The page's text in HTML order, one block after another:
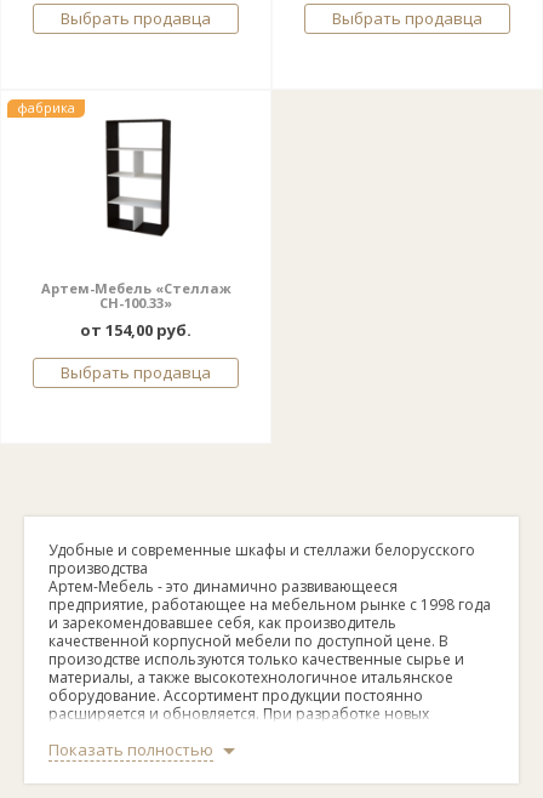
Выбрать продавца
Выбрать продавца
фабрика
Артем-Мебель «Стеллаж
СН-100.33»
от 154,00 руб.
Выбрать продавца
Удобные и современные шкафы и стеллажи белорусского
производства
Артем-Мебель - это динамично развивающееся
предприятие, работающее на мебельном рынке с 1998 года
и зарекомендовавшее себя, как производитель
качественной корпусной мебели по доступной цене. В
произодстве используются только качественные сырье и
материалы, а также высокотехнологичное итальянское
оборудование. Ассортимент продукции постоянно
расширяется и обновляется. При разработке новых
Серия стеллажей выполнена в одном стиле и цветовой
гамме, что позволяет легко комбинировать их в разных
сочетаниях в любых помещениях: гостиные, детские, офисы.
Показать полностью